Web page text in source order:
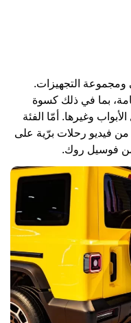
ومجموعة التجهيزات.
بما في ذلك كسوة
وغيرها. أمّا الفئة
من فيديو رحلات برّية على
من فوسيل روك.